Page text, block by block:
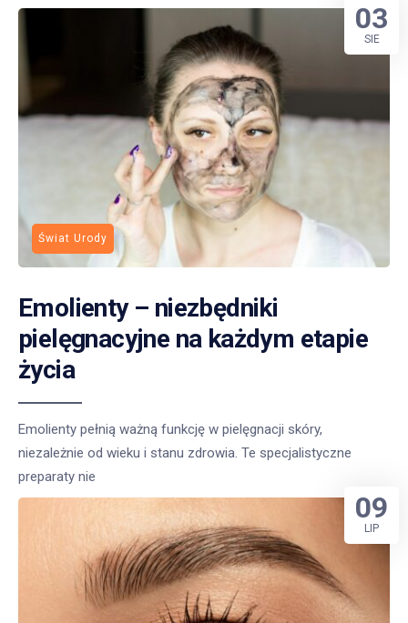
Świat Urody
Emolienty – niezbędniki
pielęgnacyjne na każdym etapie
życia
Emolienty pełnią ważną funkcję w pielęgnacji skóry,
niezależnie od wieku i stanu zdrowia. Te specjalistyczne
preparaty nie
03
SIE
09
LIP